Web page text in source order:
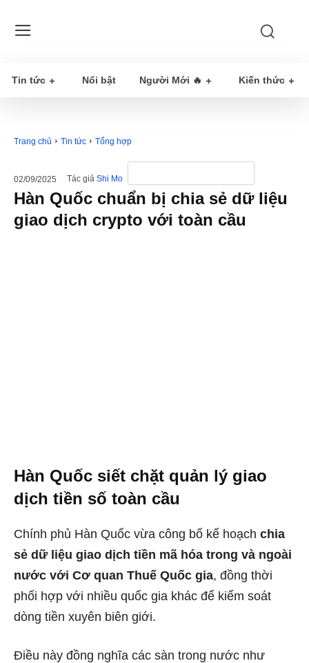
Tin tức Nổi bật Người Mới 🔥 Kiến thức
Trang chủ Tin tức Tổng hợp
02/09/2025 Tác giả Shi Mo
Hàn Quốc chuẩn bị chia sẻ dữ liệu
giao dịch crypto với toàn cầu
Hàn Quốc siết chặt quản lý giao
dịch tiền số toàn cầu
Chính phủ Hàn Quốc vừa công bố kế hoạch chia
sẻ dữ liệu giao dịch tiền mã hóa trong và ngoài
nước với Cơ quan Thuế Quốc gia, đồng thời
phối hợp với nhiều quốc gia khác để kiểm soát
dòng tiền xuyên biên giới.
Điều này đồng nghĩa các sàn trong nước như